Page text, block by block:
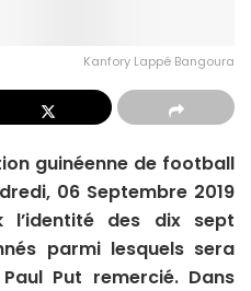
Kanfory Lappé Bangoura
guinéenne de football
06 Septembre 2019
l’identité des dix sept
parmi lesquels sera
Put remercié. Dans